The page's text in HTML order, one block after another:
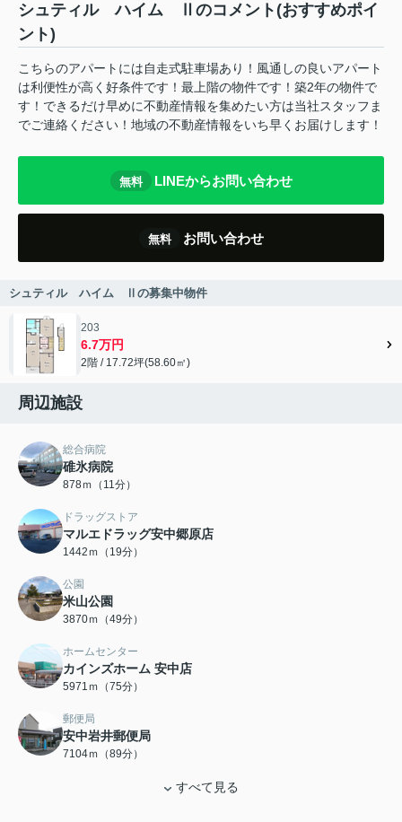
シュティル ハイム Ⅱのコメント(おすすめポイ
ント)
こちらのアパートには自走式駐車場あり！風通しの良いアパート
は利便性が高く好条件です！最上階の物件です！築2年の物件で
す！できるだけ早めに不動産情報を集めたい方は当社スタッフま
でご連絡ください！地域の不動産情報をいち早くお届けします！
無料 LINEからお問い合わせ
無料 お問い合わせ
シュティル ハイム Ⅱの募集中物件
203
6.7万円
2階 / 17.72坪(58.60㎡)
周辺施設
総合病院
碓氷病院
878ｍ（11分）
ドラッグストア
マルエドラッグ安中郷原店
1442ｍ（19分）
公園
米山公園
3870ｍ（49分）
ホームセンター
カインズホーム 安中店
5971ｍ（75分）
郵便局
安中岩井郵便局
7104ｍ（89分）
すべて見る